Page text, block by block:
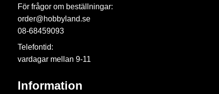
För frågor om beställningar:
order@hobbyland.se
08-68459093
Telefontid:
vardagar mellan 9-11
Information